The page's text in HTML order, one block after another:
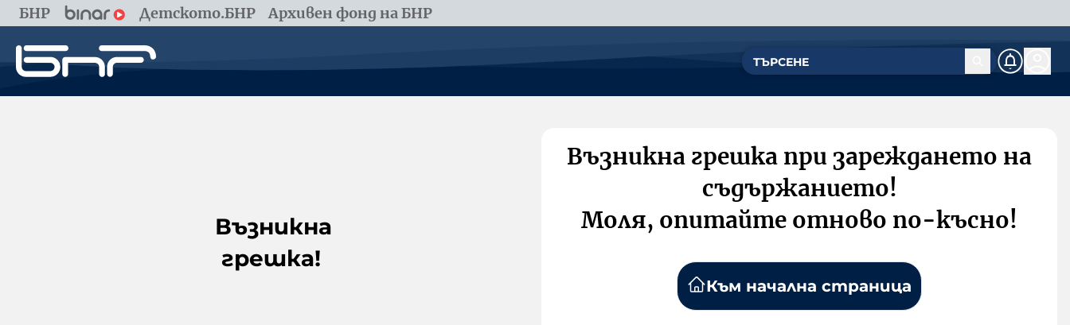
БНР Детското.БНР Архивен фонд на БНР
Възникна
грешка!
Възникна грешка при зареждането на
съдържанието!
Моля, опитайте отново по-късно!
Към начална страница